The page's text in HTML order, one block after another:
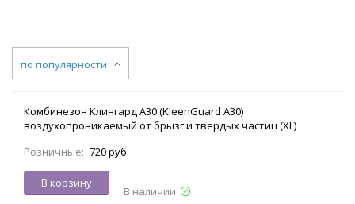
по популярности
Комбинезон Клингард А30 (KleenGuard A30)
воздухопроникаемый от брызг и твердых частиц (XL)
Розничные: 720 руб.
В корзину
В наличии